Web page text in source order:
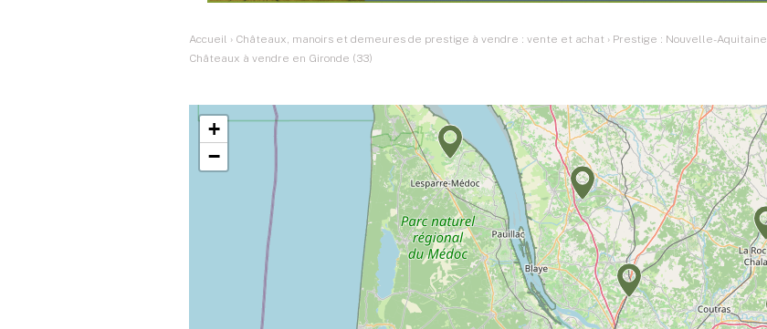
Accueil › Châteaux, manoirs et demeures de prestige à vendre : vente et achat › Prestige : Nouvelle-Aquitaine
Châteaux à vendre en Gironde (33)
+
−